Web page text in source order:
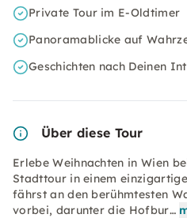
Private Tour im E-Oldtimer
Panoramablicke auf
Geschichten nach Deinen
Über diese Tour
Erlebe Weihnachten in Wien
Stadttour in einem
fährst an den berühmtesten
vorbei, darunter die Hofbur…